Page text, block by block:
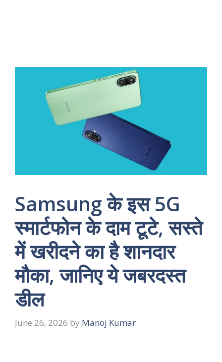
Samsung के इस 5G
स्मार्टफोन के दाम टूटे, सस्ते
में खरीदने का है शानदार
मौका, जानिए ये जबरदस्त
डील
June 26, 2026 by Manoj Kumar